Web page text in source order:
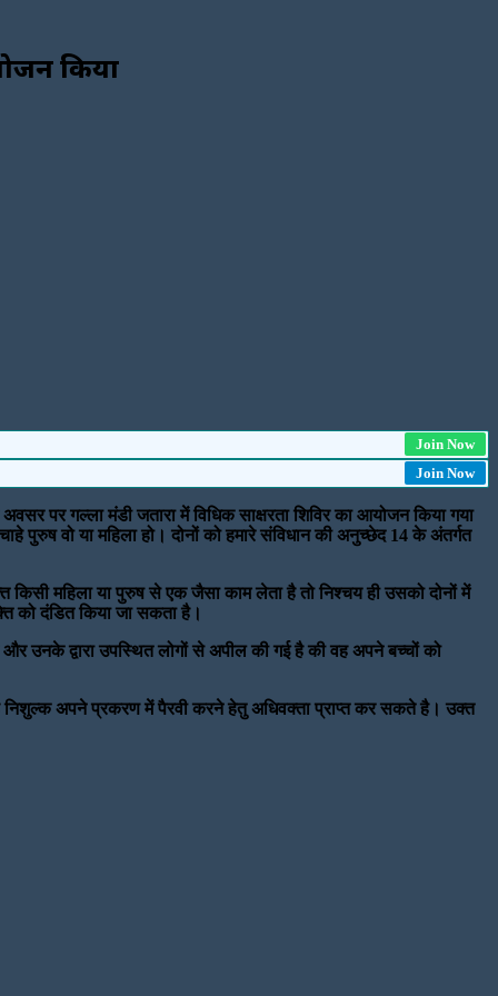
किया
Join Now
Join Now
पर गल्ला मंडी जतारा में विधिक साक्षरता शिविर का आयोजन किया गया
पुरुष वो या महिला हो। दोनों को हमारे संविधान की अनुच्छेद 14 के अंतर्गत
किसी महिला या पुरुष से एक जैसा काम लेता है तो निश्चय ही उसको दोनों में
को दंडित किया जा सकता है।
उनके द्वारा उपस्थित लोगों से अपील की गई है की वह अपने बच्चों को
निशुल्क अपने प्रकरण में पैरवी करने हेतु अधिवक्ता प्राप्त कर सकते है। उक्त